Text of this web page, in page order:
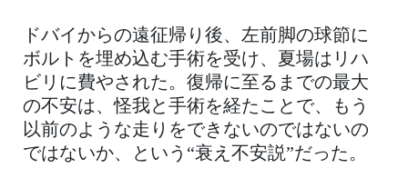
ドバイからの遠征帰り後、左前脚の球節に
ボルトを埋め込む手術を受け、夏場はリハ
ビリに費やされた。復帰に至るまでの最大
の不安は、怪我と手術を経たことで、もう
以前のような走りをできないのではないの
ではないか、という“衰え不安説”だった。